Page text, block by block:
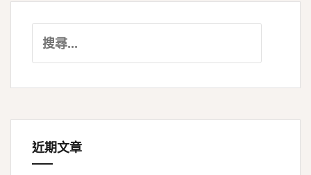
尋
鍵
近期文章